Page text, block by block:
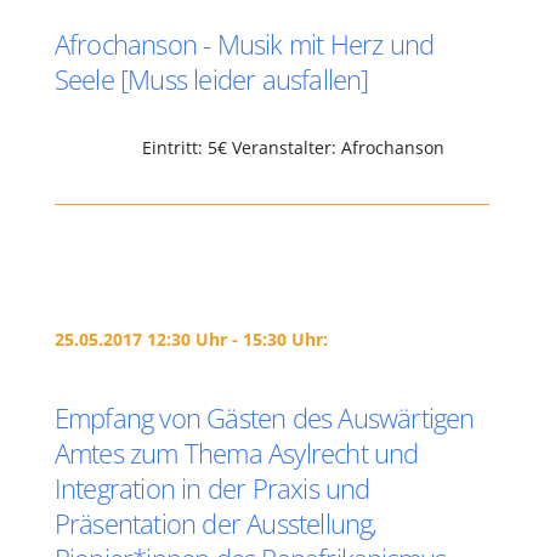
Afrochanson - Musik mit Herz und
Seele [Muss leider ausfallen]
Eintritt: 5€ Veranstalter: Afrochanson
25.05.2017 12:30 Uhr - 15:30 Uhr:
Empfang von Gästen des Auswärtigen
Amtes zum Thema Asylrecht und
Integration in der Praxis und
Präsentation der Ausstellung,